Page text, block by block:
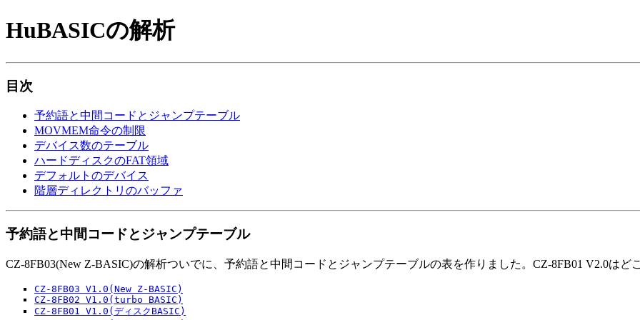
HuBASICの解析
目次
予約語と中間コードとジャンプテーブル
MOVMEM命令の制限
デバイス数のテーブル
ハードディスクのFAT領域
デフォルトのデバイス
階層ディレクトリのバッファ
予約語と中間コードとジャンプテーブル
CZ-8FB03(New Z-BASIC)の解析ついでに、予約語と中間コードとジャンプテーブルの表を作りました。CZ-8FB01 V2.0はど
CZ-8FB03 V1.0(New Z-BASIC)
CZ-8FB02 V1.0(turbo BASIC)
CZ-8FB01 V1.0(ディスクBASIC)